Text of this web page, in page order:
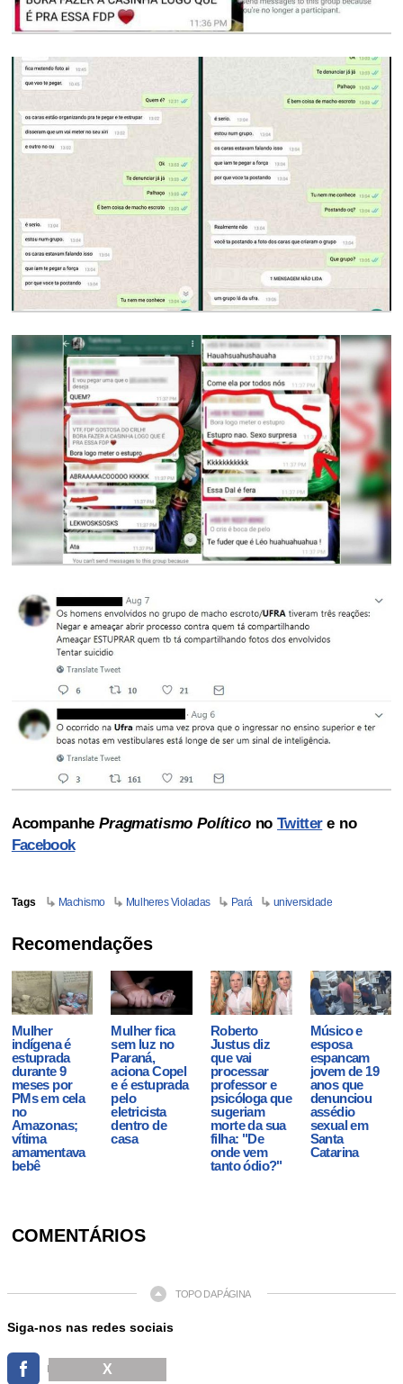
AcompanhePragmatismo PolíticonoTwittere no
Facebook
Tags Machismo Mulheres Violadas Pará universidade
Recomendações
Mulher
indígena é
estuprada
durante 9
meses por
PMs em cela
no
Amazonas;
vítima
amamentava
bebê
Mulher fica
sem luz no
Paraná,
aciona Copel
e é estuprada
pelo
eletricista
dentro de
casa
Roberto
Justus diz
que vai
processar
professor e
psicóloga que
sugeriam
morte da sua
filha: "De
onde vem
tanto ódio?"
Músico e
esposa
espancam
jovem de 19
anos que
denunciou
assédio
sexual em
Santa
Catarina
COMENTÁRIOS
TOPO DA PÁGINA
Siga-nos nas redes sociais
X